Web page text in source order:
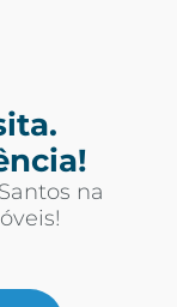
na